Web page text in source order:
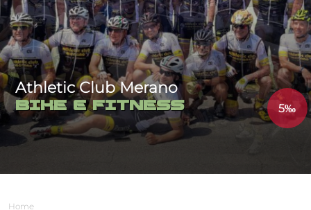
Athletic Club Merano
BIKE e FITNESS 5‰
Home